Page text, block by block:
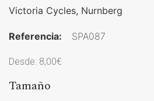
Victoria Cycles, Nurnberg
Referencia: SPA087
Desde: 8,00€
Tamaño